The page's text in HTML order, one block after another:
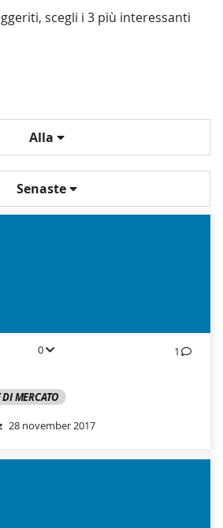
scegli i 3 più interessanti
Alla
Senaste
0 1
MERCATO
28 november 2017